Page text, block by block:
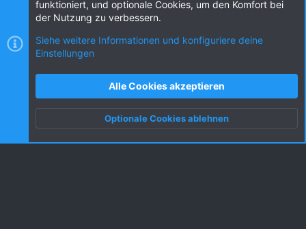
Nutzungsbedingungen
Datenschutz
S
Oben Unten
funktioniert, und optionale Cookies, um den Komfort bei
der Nutzung zu verbessern.
Siehe weitere Informationen und konfiguriere deine
Einstellungen
Alle Cookies akzeptieren
Optionale Cookies ablehnen